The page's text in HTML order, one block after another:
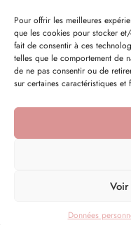
Pour offrir les meilleures
que les cookies pour stocker
fait de consentir à ces
telles que le comportement de
de ne pas consentir ou de
sur certaines caractéristiques et
Données
Champagne & Vin Chill
Cuisine DYI Déco
Fleurs séchées Fête des
Santé Sport